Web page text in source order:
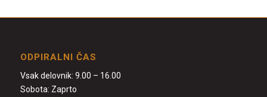
ODPIRALNI ČAS
Vsak delovnik: 9.00 – 16.00
Sobota: Zaprto